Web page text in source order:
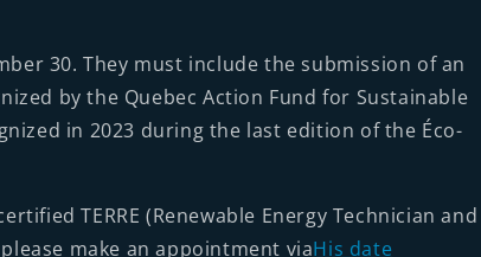
30. They must include the submission of an
by the Quebec Action Fund for Sustainable
in 2023 during the last edition of the Éco-
TERRE (Renewable Energy Technician and
make an appointment viaHis date